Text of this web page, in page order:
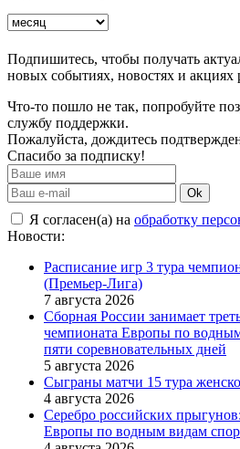
Подпишитесь, чтобы получать
новых событиях, новостях и акциях
Что-то пошло не так, попробуйте
службу поддержки.
Пожалуйста, дождитесь
Спасибо за подписку!
Ok
Я согласен(а) на обработку
Новости:
Расписание игр 3 тура
(Премьер-Лига)
7 августа 2026
Сборная России занимает
чемпионата Европы по
пяти соревновательных дней
5 августа 2026
Сыграны матчи 15 тура
4 августа 2026
Серебро российских
Европы по водным видам